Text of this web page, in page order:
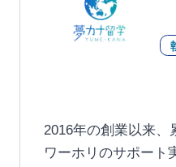
2016年の創業以来、
ワーホリのサポート